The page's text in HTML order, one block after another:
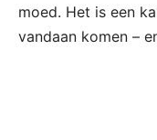
moed. Het is een
vandaan komen –